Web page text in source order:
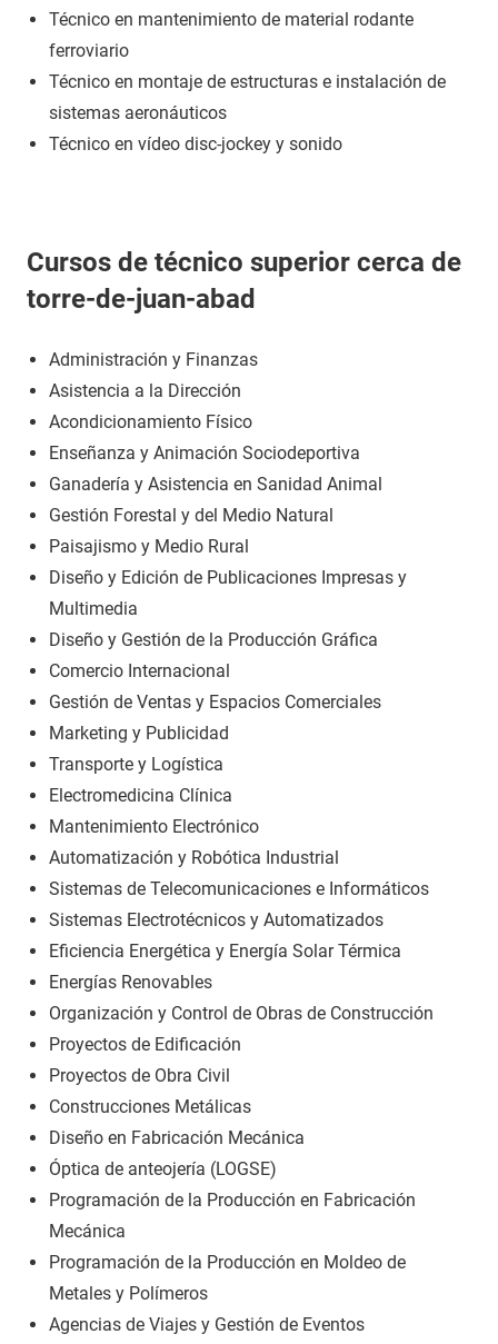
Técnico en mantenimiento de material rodante
ferroviario
Técnico en montaje de estructuras e instalación de
sistemas aeronáuticos
Técnico en vídeo disc-jockey y sonido
Cursos de técnico superior cerca de
torre-de-juan-abad
Administración y Finanzas
Asistencia a la Dirección
Acondicionamiento Físico
Enseñanza y Animación Sociodeportiva
Ganadería y Asistencia en Sanidad Animal
Gestión Forestal y del Medio Natural
Paisajismo y Medio Rural
Diseño y Edición de Publicaciones Impresas y
Multimedia
Diseño y Gestión de la Producción Gráfica
Comercio Internacional
Gestión de Ventas y Espacios Comerciales
Marketing y Publicidad
Transporte y Logística
Electromedicina Clínica
Mantenimiento Electrónico
Automatización y Robótica Industrial
Sistemas de Telecomunicaciones e Informáticos
Sistemas Electrotécnicos y Automatizados
Eficiencia Energética y Energía Solar Térmica
Energías Renovables
Organización y Control de Obras de Construcción
Proyectos de Edificación
Proyectos de Obra Civil
Construcciones Metálicas
Diseño en Fabricación Mecánica
Óptica de anteojería (LOGSE)
Programación de la Producción en Fabricación
Mecánica
Programación de la Producción en Moldeo de
Metales y Polímeros
Agencias de Viajes y Gestión de Eventos